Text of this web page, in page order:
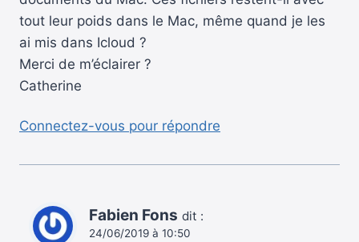
tout leur poids dans le Mac, même quand je les
ai mis dans Icloud ?
Merci de m’éclairer ?
Catherine
Connectez-vous pour répondre
Fabien Fons dit :
24/06/2019 à 10:50